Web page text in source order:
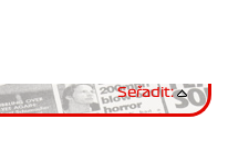
Seřadit: